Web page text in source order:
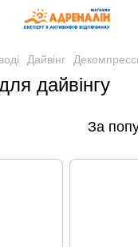
Дайвінг
дайвінгу
За